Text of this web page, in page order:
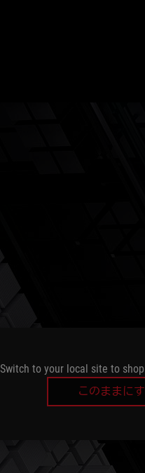
Switch to your local site to
このままに
More